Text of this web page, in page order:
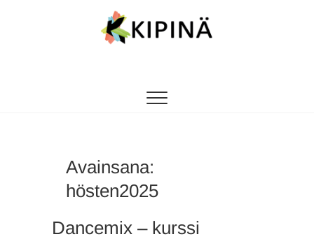
Avainsana:
hösten2025
Dancemix – kurssi